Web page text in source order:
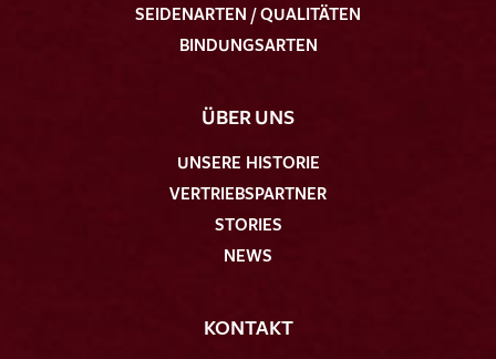
SEIDENARTEN / QUALITÄTEN
BINDUNGSARTEN
ÜBER UNS
UNSERE HISTORIE
VERTRIEBSPARTNER
STORIES
NEWS
KONTAKT